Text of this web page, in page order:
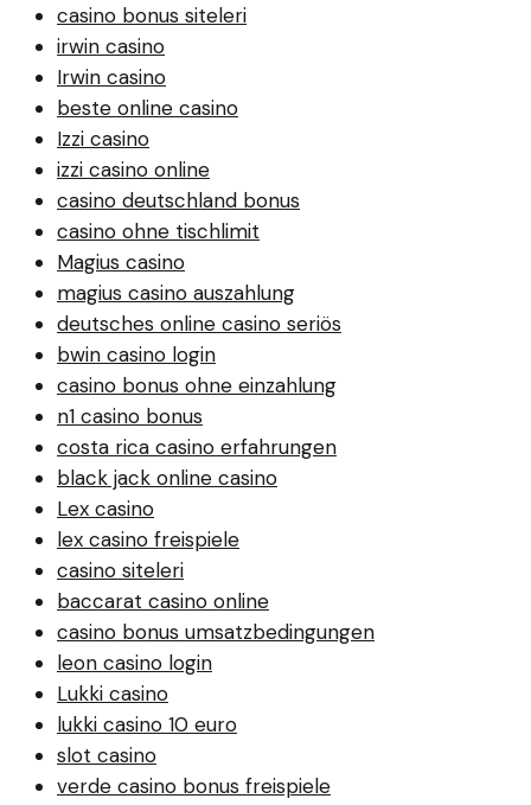
casino bonus siteleri
irwin casino
Irwin casino
beste online casino
Izzi casino
izzi casino online
casino deutschland bonus
casino ohne tischlimit
Magius casino
magius casino auszahlung
deutsches online casino seriös
bwin casino login
casino bonus ohne einzahlung
n1 casino bonus
costa rica casino erfahrungen
black jack online casino
Lex casino
lex casino freispiele
casino siteleri
baccarat casino online
casino bonus umsatzbedingungen
leon casino login
Lukki casino
lukki casino 10 euro
slot casino
verde casino bonus freispiele